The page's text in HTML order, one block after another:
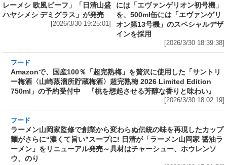
レーメシ 欧風ビーフ」「日清山盛
ハヤシメシ デミグラス」が発売
[2026/3/30 19:25:01]
には「エヴァンゲリオン初号機」
を、500ml缶には「エヴァンゲリ
オン第13号機」のスペシャルデザ
インを採用
[2026/3/30 18:39:38]
Amazonで、国産100％「超完熟梅」を贅沢に使
用した「サントリー梅酒〈山崎蒸溜所貯蔵梅
酒〉超完熟梅 2026 Limited Edition 750ml」の
予約受付中 『桃を想起させる芳醇な香りと味
わい』
フード
ラーメン山岡家監修で創業から変わらぬ伝統の